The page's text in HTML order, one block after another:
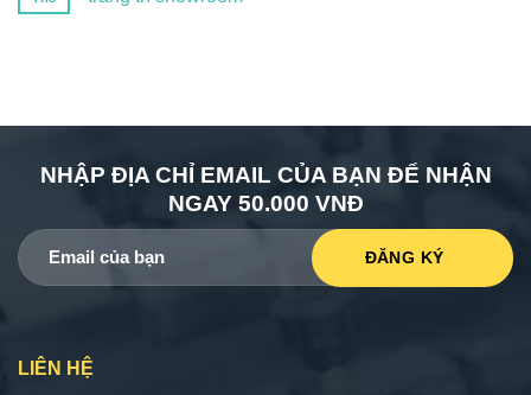
NHẬP ĐỊA CHỈ EMAIL CỦA BẠN ĐỂ NHẬN
NGAY 50.000 VNĐ
LIÊN HỆ